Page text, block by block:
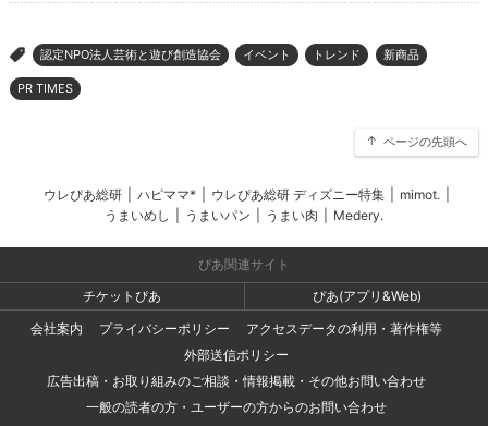
> 認定NPO法人芸術と遊び創造協会 イベント トレンド 新商品
PR TIMES
ページの先頭へ
ウレぴあ総研 ハピママ* ウレぴあ総研 ディズニー特集 mimot.
うまいめし
うまいパン うまい肉 Medery.
ぴあ関連サイト
チケットぴあ
ぴあ(アプリ&Web)
会社案内
プライバシーポリシー
アクセスデータの利用・著作権等
外部送信ポリシー
広告出稿・お取り組みのご相談・情報掲載・その他お問い合わせ
一般の読者の方・ユーザーの方からのお問い合わせ